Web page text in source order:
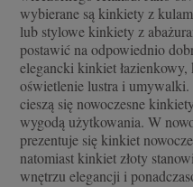
wybierane są kinkiety z
lub stylowe kinkiety z
postawić na odpowiednio
elegancki kinkiet
oświetlenie lustra i
cieszą się nowoczesne
wygodą użytkowania. W
prezentuje się kinkiet
natomiast kinkiet złoty
wnętrzu elegancji i